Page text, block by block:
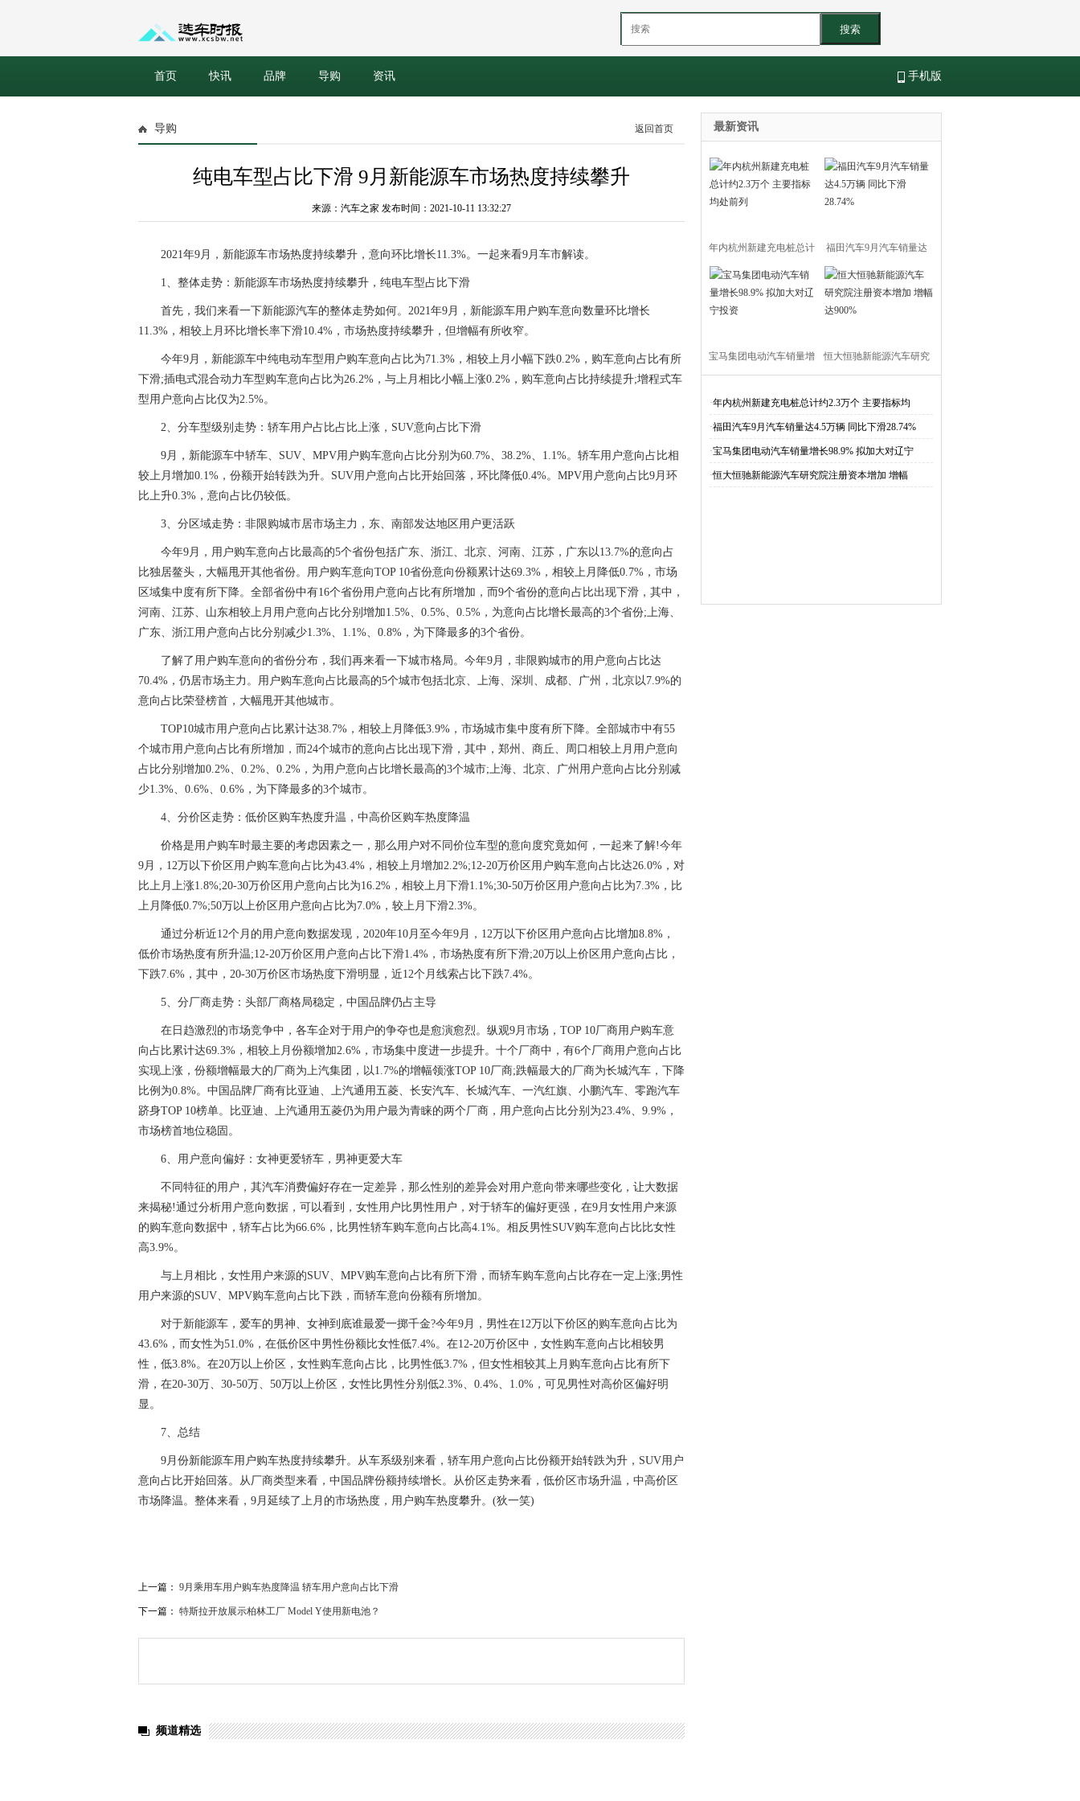
搜索
首页 快讯 品牌 导购 资讯 手机版
导购 返回首页
纯电车型占比下滑 9月新能源车市场热度持续攀升
来源：汽车之家 发布时间：2021-10-11 13:32:27
2021年9月，新能源车市场热度持续攀升，意向环比增长11.3%。一起来看9月车市解读。
1、整体走势：新能源车市场热度持续攀升，纯电车型占比下滑
首先，我们来看一下新能源汽车的整体走势如何。2021年9月，新能源车用户购车意向数量环比增长
11.3%，相较上月环比增长率下滑10.4%，市场热度持续攀升，但增幅有所收窄。
今年9月，新能源车中纯电动车型用户购车意向占比为71.3%，相较上月小幅下跌0.2%，购车意向占比有所
下滑;插电式混合动力车型购车意向占比为26.2%，与上月相比小幅上涨0.2%，购车意向占比持续提升;增程式车
型用户意向占比仅为2.5%。
2、分车型级别走势：轿车用户占比占比上涨，SUV意向占比下滑
9月，新能源车中轿车、SUV、MPV用户购车意向占比分别为60.7%、38.2%、1.1%。轿车用户意向占比相
较上月增加0.1%，份额开始转跌为升。SUV用户意向占比开始回落，环比降低0.4%。MPV用户意向占比9月环
比上升0.3%，意向占比仍较低。
3、分区域走势：非限购城市居市场主力，东、南部发达地区用户更活跃
今年9月，用户购车意向占比最高的5个省份包括广东、浙江、北京、河南、江苏，广东以13.7%的意向占
比独居鳌头，大幅甩开其他省份。用户购车意向TOP 10省份意向份额累计达69.3%，相较上月降低0.7%，市场
区域集中度有所下降。全部省份中有16个省份用户意向占比有所增加，而9个省份的意向占比出现下滑，其中，
河南、江苏、山东相较上月用户意向占比分别增加1.5%、0.5%、0.5%，为意向占比增长最高的3个省份;上海、
广东、浙江用户意向占比分别减少1.3%、1.1%、0.8%，为下降最多的3个省份。
了解了用户购车意向的省份分布，我们再来看一下城市格局。今年9月，非限购城市的用户意向占比达
70.4%，仍居市场主力。用户购车意向占比最高的5个城市包括北京、上海、深圳、成都、广州，北京以7.9%的
意向占比荣登榜首，大幅甩开其他城市。
TOP10城市用户意向占比累计达38.7%，相较上月降低3.9%，市场城市集中度有所下降。全部城市中有55
个城市用户意向占比有所增加，而24个城市的意向占比出现下滑，其中，郑州、商丘、周口相较上月用户意向
占比分别增加0.2%、0.2%、0.2%，为用户意向占比增长最高的3个城市;上海、北京、广州用户意向占比分别减
少1.3%、0.6%、0.6%，为下降最多的3个城市。
4、分价区走势：低价区购车热度升温，中高价区购车热度降温
价格是用户购车时最主要的考虑因素之一，那么用户对不同价位车型的意向度究竟如何，一起来了解!今年
9月，12万以下价区用户购车意向占比为43.4%，相较上月增加2.2%;12-20万价区用户购车意向占比达26.0%，对
比上月上涨1.8%;20-30万价区用户意向占比为16.2%，相较上月下滑1.1%;30-50万价区用户意向占比为7.3%，比
上月降低0.7%;50万以上价区用户意向占比为7.0%，较上月下滑2.3%。
通过分析近12个月的用户意向数据发现，2020年10月至今年9月，12万以下价区用户意向占比增加8.8%，
低价市场热度有所升温;12-20万价区用户意向占比下滑1.4%，市场热度有所下滑;20万以上价区用户意向占比，
下跌7.6%，其中，20-30万价区市场热度下滑明显，近12个月线索占比下跌7.4%。
5、分厂商走势：头部厂商格局稳定，中国品牌仍占主导
在日趋激烈的市场竞争中，各车企对于用户的争夺也是愈演愈烈。纵观9月市场，TOP 10厂商用户购车意
向占比累计达69.3%，相较上月份额增加2.6%，市场集中度进一步提升。十个厂商中，有6个厂商用户意向占比
实现上涨，份额增幅最大的厂商为上汽集团，以1.7%的增幅领涨TOP 10厂商;跌幅最大的厂商为长城汽车，下降
比例为0.8%。中国品牌厂商有比亚迪、上汽通用五菱、长安汽车、长城汽车、一汽红旗、小鹏汽车、零跑汽车
跻身TOP 10榜单。比亚迪、上汽通用五菱仍为用户最为青睐的两个厂商，用户意向占比分别为23.4%、9.9%，
市场榜首地位稳固。
6、用户意向偏好：女神更爱轿车，男神更爱大车
不同特征的用户，其汽车消费偏好存在一定差异，那么性别的差异会对用户意向带来哪些变化，让大数据
来揭秘!通过分析用户意向数据，可以看到，女性用户比男性用户，对于轿车的偏好更强，在9月女性用户来源
的购车意向数据中，轿车占比为66.6%，比男性轿车购车意向占比高4.1%。相反男性SUV购车意向占比比女性
高3.9%。
与上月相比，女性用户来源的SUV、MPV购车意向占比有所下滑，而轿车购车意向占比存在一定上涨;男性
用户来源的SUV、MPV购车意向占比下跌，而轿车意向份额有所增加。
对于新能源车，爱车的男神、女神到底谁最爱一掷千金?今年9月，男性在12万以下价区的购车意向占比为
43.6%，而女性为51.0%，在低价区中男性份额比女性低7.4%。在12-20万价区中，女性购车意向占比相较男
性，低3.8%。在20万以上价区，女性购车意向占比，比男性低3.7%，但女性相较其上月购车意向占比有所下
滑，在20-30万、30-50万、50万以上价区，女性比男性分别低2.3%、0.4%、1.0%，可见男性对高价区偏好明
显。
7、总结
9月份新能源车用户购车热度持续攀升。从车系级别来看，轿车用户意向占比份额开始转跌为升，SUV用户
意向占比开始回落。从厂商类型来看，中国品牌份额持续增长。从价区走势来看，低价区市场升温，中高价区
市场降温。整体来看，9月延续了上月的市场热度，用户购车热度攀升。(狄一笑)
上一篇： 9月乘用车用户购车热度降温 轿车用户意向占比下滑
下一篇： 特斯拉开放展示柏林工厂 Model Y使用新电池？
频道精选
最新资讯
年内杭州新建充电桩总计 福田汽车9月汽车销量达
宝马集团电动汽车销量增
资
恒大恒驰新能源汽车研究
900%
·年内杭州新建充电桩总计约2.3万个 主要指标均
·福田汽车9月汽车销量达4.5万辆 同比下滑28.74%
·宝马集团电动汽车销量增长98.9% 拟加大对辽宁
·恒大恒驰新能源汽车研究院注册资本增加 增幅